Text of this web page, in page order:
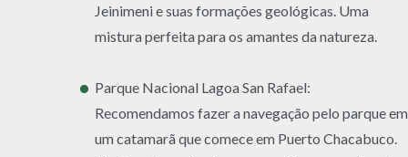
Jeinimeni e suas formações geológicas. Uma
mistura perfeita para os amantes da natureza.
Parque Nacional Lagoa San Rafael:
Recomendamos fazer a navegação pelo parque em
um catamarã que comece em Puerto Chacabuco.